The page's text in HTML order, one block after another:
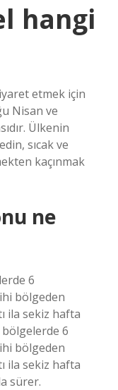
hangi
etmek için
Nisan ve
Ülkenin
sıcak ve
kaçınmak
ne
6
bölgeden
ila sekiz hafta
6
bölgeden
ila sekiz hafta
sürer.